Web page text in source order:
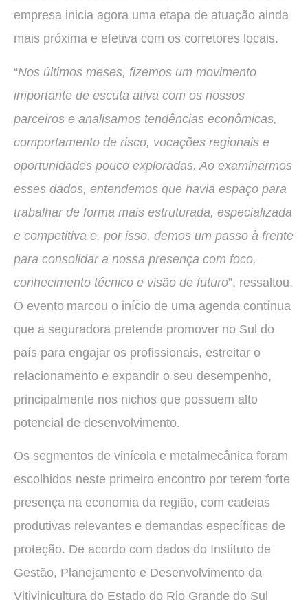
empresa inicia agora uma etapa de atuação ainda
mais próxima e efetiva com os corretores locais.
“Nos últimos meses, fizemos um movimento
importante de escuta ativa com os nossos
parceiros e analisamos tendências econômicas,
comportamento de risco, vocações regionais e
oportunidades pouco exploradas. Ao examinarmos
esses dados, entendemos que havia espaço para
trabalhar de forma mais estruturada, especializada
e competitiva e, por isso, demos um passo à frente
para consolidar a nossa presença com foco,
conhecimento técnico e visão de futuro”, ressaltou.
O evento marcou o início de uma agenda contínua
que a seguradora pretende promover no Sul do
país para engajar os profissionais, estreitar o
relacionamento e expandir o seu desempenho,
principalmente nos nichos que possuem alto
potencial de desenvolvimento.
Os segmentos de vinícola e metalmecânica foram
escolhidos neste primeiro encontro por terem forte
presença na economia da região, com cadeias
produtivas relevantes e demandas específicas de
proteção. De acordo com dados do Instituto de
Gestão, Planejamento e Desenvolvimento da
Vitivinicultura do Estado do Rio Grande do Sul